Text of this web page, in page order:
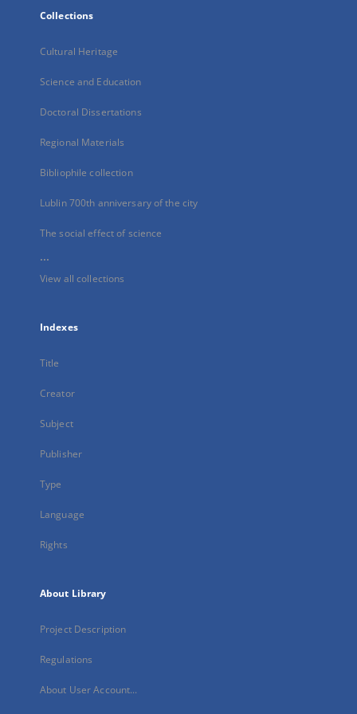
Collections
Cultural Heritage
Science and Education
Doctoral Dissertations
Regional Materials
Bibliophile collection
Lublin 700th anniversary of the city
The social effect of science
...
View all collections
Indexes
Title
Creator
Subject
Publisher
Type
Language
Rights
About Library
Project Description
Regulations
About User Account...